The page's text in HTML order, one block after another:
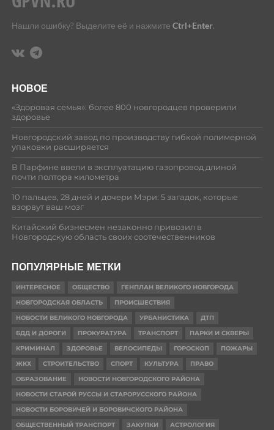
Нашли ошибку? Выделите её и нажмите Ctrl+Enter.
НОВОЕ
«Здоровая семья»: более 800 новгородцев проверили
здоровье
Новгородский завод по производству гибкой полимерной
упаковки расширяется
В Парфине ввели в эксплуатацию газопровод длиной
почти полтора километра
10 пальцев, 28 дней и дочери Мэри: 5 загадок, которые
взорвут ваш мозг
Китайский бизнесмен незаконно привозил в
Новгородскую область своих соотечественников
ПОПУЛЯРНЫЕ МЕТКИ
ИНТЕРЕСНОЕ ОБЩЕСТВО
ГЕНПЛАН ВЕЛИКОГО НОВГОРОДА
НОВГОРОДСКАЯ ОБЛАСТЬ
ПРОИСШЕСТВИЯ
НОВОСТИ ВЕЛИКОГО НОВГОРОДА
УРБАНИСТИКА
ДТП
БДД И ДОРОГИ
ПРОКУРАТУРА ТРАНСПОРТ
ПАРКИ И СКВЕРЫ
КРИМИНАЛ
ЗДОРОВЬЕ ВЕЛОСИПЕДЫ ГОРОСКОП
ПОЖАРЫ
ЖКХ
СТРОИТЕЛЬСТВО СПОРТ КУЛЬТУРА
ПРАВО
ОБРАЗОВАНИЕ
НОВОСТИ НОВГОРОДСКОГО РАЙОНА
НОВОСТИ СТАРОЙ РУССЫ И СТАРОРУССКОГО РАЙОНА
НОВОСТИ БОРОВИЧЕЙ И БОРОВИЧСКОГО РАЙОНА
ОБЩЕСТВЕННЫЙ ТРАНСПОРТ
ЗАКУПКИ АСТРОЛОГИЯ